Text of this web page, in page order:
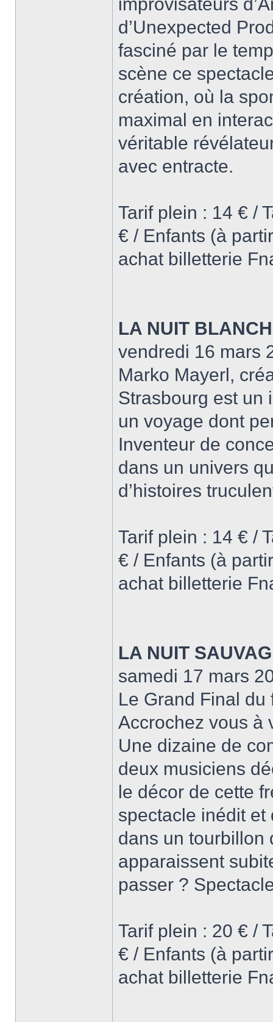
d’Unexpected
fasciné par le
scène ce
création, où la
maximal en
véritable
avec entracte.
Tarif plein : 14 € /
€ / Enfants (à
achat billetterie
LA NUIT
vendredi 16 mars
Marko Mayerl,
Strasbourg est un
un voyage dont
Inventeur de
dans un univers
d’histoires
Tarif plein : 14 € /
€ / Enfants (à
achat billetterie
LA NUIT
samedi 17 mars
Le Grand Final du
Accrochez vous à
Une dizaine de
deux musiciens
le décor de cette
spectacle inédit et
dans un tourbillon
apparaissent
passer ?
Tarif plein : 20 € /
€ / Enfants (à
achat billetterie